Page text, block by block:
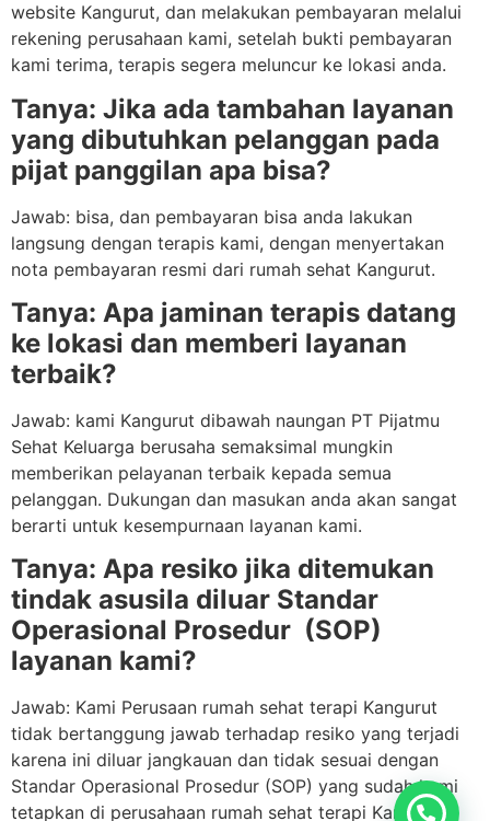
website Kangurut, dan melakukan pembayaran melalui
rekening perusahaan kami, setelah bukti pembayaran
kami terima, terapis segera meluncur ke lokasi anda.
Tanya: Jika ada tambahan layanan
yang dibutuhkan pelanggan pada
pijat panggilan apa bisa?
Jawab: bisa, dan pembayaran bisa anda lakukan
langsung dengan terapis kami, dengan menyertakan
nota pembayaran resmi dari rumah sehat Kangurut.
Tanya: Apa jaminan terapis datang
ke lokasi dan memberi layanan
terbaik?
Jawab: kami Kangurut dibawah naungan PT Pijatmu
Sehat Keluarga berusaha semaksimal mungkin
memberikan pelayanan terbaik kepada semua
pelanggan. Dukungan dan masukan anda akan sangat
berarti untuk kesempurnaan layanan kami.
Tanya: Apa resiko jika ditemukan
tindak asusila diluar Standar
Operasional Prosedur (SOP)
layanan kami?
Jawab: Kami Perusaan rumah sehat terapi Kangurut
tidak bertanggung jawab terhadap resiko yang terjadi
karena ini diluar jangkauan dan tidak sesuai dengan
Standar Operasional Prosedur (SOP) yang sudah kami
tetapkan di perusahaan rumah sehat terapi Kangurut.